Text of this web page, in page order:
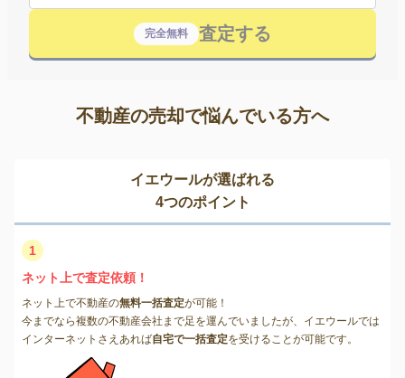
完全無料 査定する
不動産の売却で悩んでいる方へ
イエウールが選ばれる
4つのポイント
1
ネット上で査定依頼！
ネット上で不動産の無料一括査定が可能！
今までなら複数の不動産会社まで足を運んでいましたが、イエウールでは
インターネットさえあれば自宅で一括査定を受けることが可能です。